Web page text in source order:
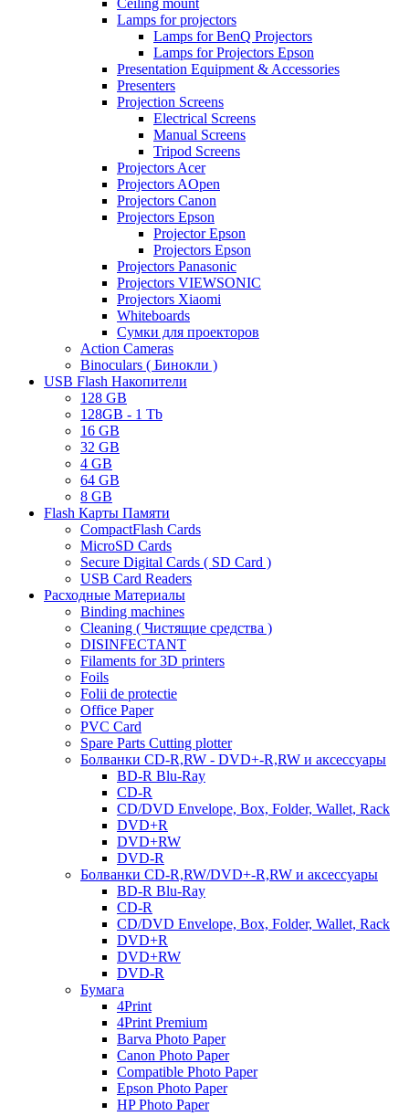
Ceiling mount
Lamps for projectors
Lamps for BenQ Projectors
Lamps for Projectors Epson
Presentation Equipment & Accessories
Presenters
Projection Screens
Electrical Screens
Manual Screens
Tripod Screens
Projectors Acer
Projectors AOpen
Projectors Canon
Projectors Epson
Projector Epson
Projectors Epson
Projectors Panasonic
Projectors VIEWSONIC
Projectors Xiaomi
Whiteboards
Сумки для проекторов
Action Cameras
Binoculars ( Бинокли )
USB Flash Накопители
128 GB
128GB - 1 Tb
16 GB
32 GB
4 GB
64 GB
8 GB
Flash Карты Памяти
CompactFlash Cards
MicroSD Cards
Secure Digital Cards ( SD Card )
USB Card Readers
Расходные Материалы
Binding machines
Cleaning ( Чистящие средства )
DISINFECTANT
Filaments for 3D printers
Foils
Folii de protectie
Office Paper
PVC Card
Spare Parts Cutting plotter
Болванки CD-R,RW - DVD+-R,RW и аксессуары
BD-R Blu-Ray
CD-R
CD/DVD Envelope, Box, Folder, Wallet, Rack
DVD+R
DVD+RW
DVD-R
Болванки CD-R,RW/DVD+-R,RW и аксессуары
BD-R Blu-Ray
CD-R
CD/DVD Envelope, Box, Folder, Wallet, Rack
DVD+R
DVD+RW
DVD-R
Бумага
4Print
4Print Premium
Barva Photo Paper
Canon Photo Paper
Compatible Photo Paper
Epson Photo Paper
HP Photo Paper